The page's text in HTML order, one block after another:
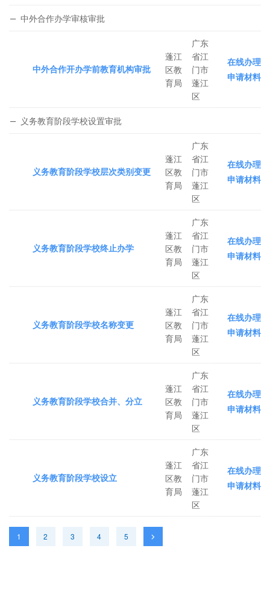
中外合作办学审核审批
中外合作开办学前教育机构审批
蓬江
区教
育局
广东
省江
门市
蓬江
区
在线办理
申请材料
义务教育阶段学校设置审批
义务教育阶段学校层次类别变更
蓬江
区教
育局
广东
省江
门市
蓬江
区
在线办理
申请材料
义务教育阶段学校终止办学
蓬江
区教
育局
广东
省江
门市
蓬江
区
在线办理
申请材料
义务教育阶段学校名称变更
蓬江
区教
育局
广东
省江
门市
蓬江
区
在线办理
申请材料
义务教育阶段学校合并、分立
蓬江
区教
育局
广东
省江
门市
蓬江
区
在线办理
申请材料
义务教育阶段学校设立
蓬江
区教
育局
广东
省江
门市
蓬江
区
在线办理
申请材料
1 2 3 4 5